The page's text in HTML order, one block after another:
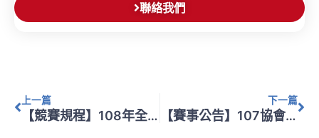
聯絡我們
上一篇
【競賽規程】108年全國運動會競賽規程
下一篇
【賽事公告】107協會盃競賽規程(國小組跑射距離更新)